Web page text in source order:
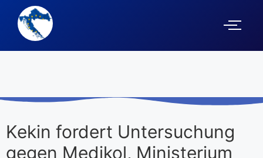
Kekin fordert Untersuchung
gegen Medikol, Ministerium